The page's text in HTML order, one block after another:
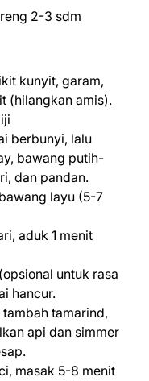
2-3 sdm
kunyit, garam,
(hilangkan amis).
berbunyi, lalu
bawang putih-
dan pandan.
layu (5-7
aduk 1 menit
untuk rasa
hancur.
tamarind,
api dan simmer
masak 5-8 menit